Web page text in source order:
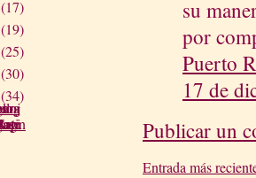
(17)
(19)
(25)
(30)
(34)
su
por
Puerto
17 de
Publicar un
Entrada más